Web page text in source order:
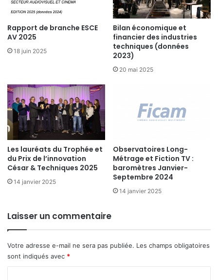
Rapport de branche ESCE
AV 2025
18 juin 2025
Bilan économique et
financier des industries
techniques (données
2023)
20 mai 2025
Les lauréats du Trophée et
du Prix de l’innovation
César & Techniques 2025
14 janvier 2025
Observatoires Long-
Métrage et Fiction TV :
baromètres Janvier-
Septembre 2024
14 janvier 2025
Laisser un commentaire
Votre adresse e-mail ne sera pas publiée. Les champs obligatoires
sont indiqués avec *